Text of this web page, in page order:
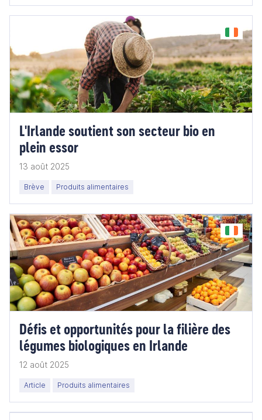
L'Irlande soutient son secteur bio en
plein essor
13 août 2025
Brève Produits alimentaires
Défis et opportunités pour la filière des
légumes biologiques en Irlande
12 août 2025
Article Produits alimentaires